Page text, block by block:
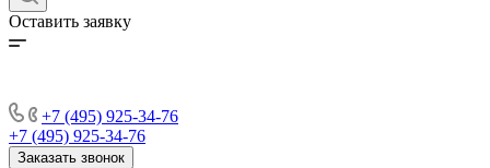
Оставить заявку
+7 (495) 925-34-76
+7 (495) 925-34-76
Заказать звонок